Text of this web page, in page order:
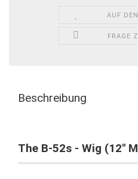
AUF
FRAGE
Beschreibung
The B-52s - Wig (12"